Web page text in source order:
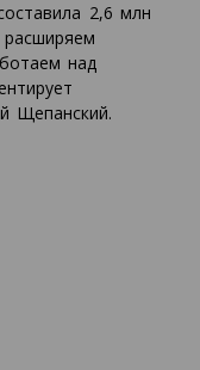
2,6 млн
над
Щепанский.